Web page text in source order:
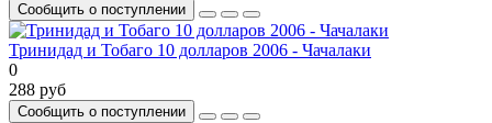
Сообщить о поступлении
Тринидад и Тобаго 10 долларов 2006 - Чачалаки
0
288 руб
Сообщить о поступлении